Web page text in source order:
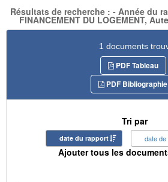
Résultats de recherche : - Année du
FINANCEMENT DU LOGEMENT,
1 documents
PDF Tableau
PDF Bibliographie
Tri par
date du rapport date de
Ajouter tous les